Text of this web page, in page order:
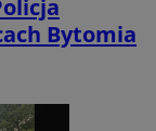
Bytomia